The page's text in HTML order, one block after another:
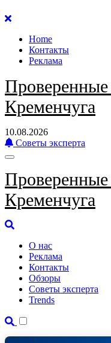
Перейти
содержанию
Home
Контакты
Реклама
Проверенные
Кременчуга
10.08.2026
Советы эксперта
Проверенные
Кременчуга
О нас
Реклама
Контакты
Обзоры
Советы эксперта
Trends